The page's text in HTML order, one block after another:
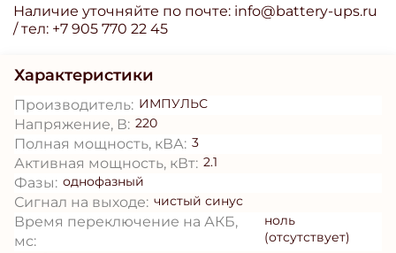
Наличие уточняйте по почте: info@battery-ups.ru
/ тел: +7 905 770 22 45
Характеристики
Производитель: ИМПУЛЬС
Напряжение, В: 220
Полная мощность, кВА: 3
Активная мощность, кВт: 2.1
Фазы: однофазный
Сигнал на выходе: чистый синус
Время переключение на АКБ,
мс:
ноль
(отсутствует)